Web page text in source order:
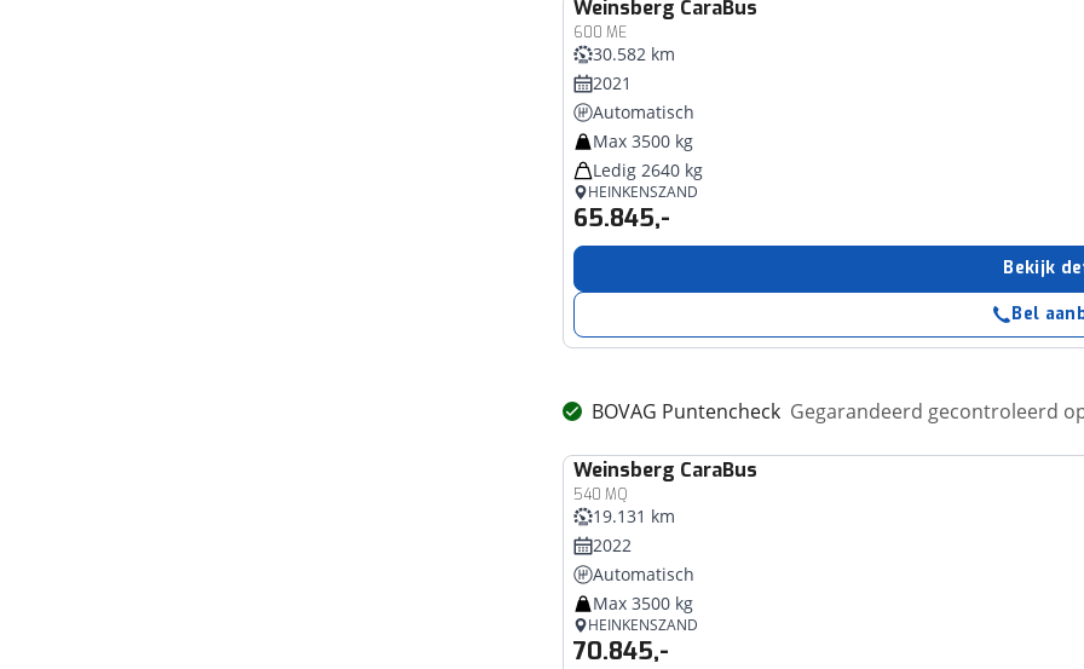
Weinsberg CaraBus
600 ME
30.582 km
2021
Automatisch
Max 3500 kg
Ledig 2640 kg
HEINKENSZAND
65.845,-
Bekijk
Bel
BOVAG Puntencheck Gegarandeerd gecontroleerd
Weinsberg CaraBus
540 MQ
19.131 km
2022
Automatisch
Max 3500 kg
HEINKENSZAND
70.845,-